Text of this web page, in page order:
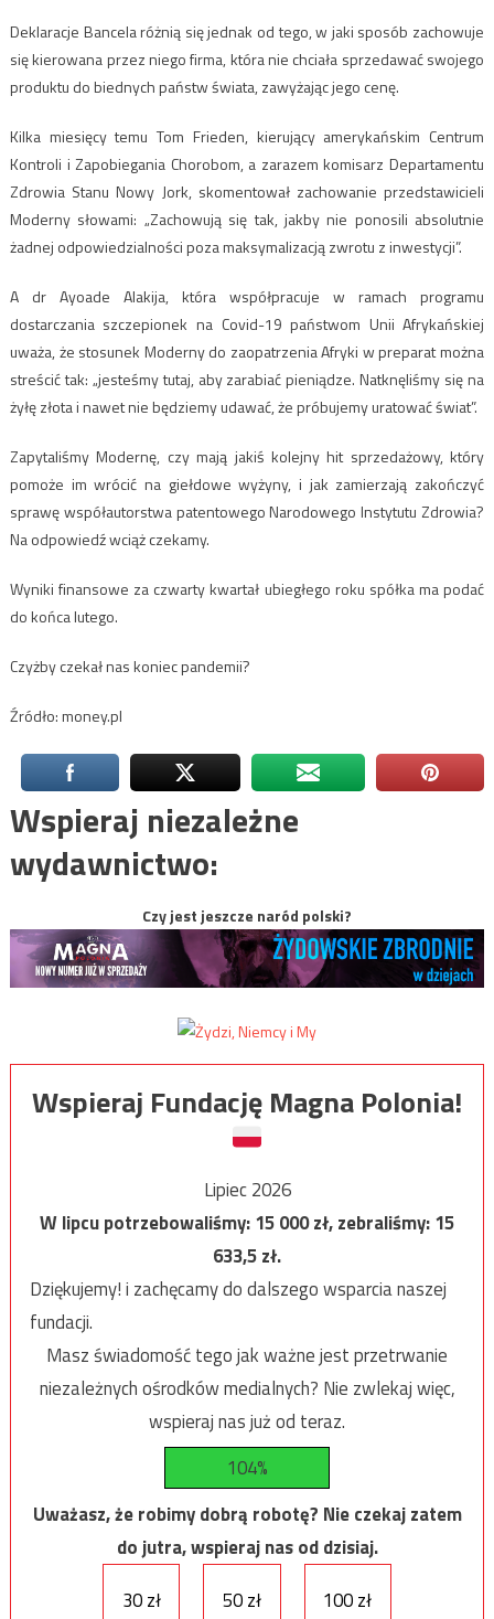
Deklaracje Bancela różnią się jednak od tego, w jaki sposób zachowuje
się kierowana przez niego firma, która nie chciała sprzedawać swojego
produktu do biednych państw świata, zawyżając jego cenę.
Kilka miesięcy temu Tom Frieden, kierujący amerykańskim Centrum
Kontroli i Zapobiegania Chorobom, a zarazem komisarz Departamentu
Zdrowia Stanu Nowy Jork, skomentował zachowanie przedstawicieli
Moderny słowami: „Zachowują się tak, jakby nie ponosili absolutnie
żadnej odpowiedzialności poza maksymalizacją zwrotu z inwestycji”.
A dr Ayoade Alakija, która współpracuje w ramach programu
dostarczania szczepionek na Covid-19 państwom Unii Afrykańskiej
uważa, że stosunek Moderny do zaopatrzenia Afryki w preparat można
streścić tak: „jesteśmy tutaj, aby zarabiać pieniądze. Natknęliśmy się na
żyłę złota i nawet nie będziemy udawać, że próbujemy uratować świat”.
Zapytaliśmy Modernę, czy mają jakiś kolejny hit sprzedażowy, który
pomoże im wrócić na giełdowe wyżyny, i jak zamierzają zakończyć
sprawę współautorstwa patentowego Narodowego Instytutu Zdrowia?
Na odpowiedź wciąż czekamy.
Wyniki finansowe za czwarty kwartał ubiegłego roku spółka ma podać
do końca lutego.
Czyżby czekał nas koniec pandemii?
Źródło: money.pl
Wspieraj niezależne
wydawnictwo:
Czy jest jeszcze naród polski?
Wspieraj Fundację Magna Polonia!
Lipiec 2026
W lipcu potrzebowaliśmy:15 000zł, zebraliśmy:15
633,5zł.
Dziękujemy! i zachęcamy do dalszego wsparcia naszej
fundacji.
Masz świadomość tego jak ważne jest przetrwanie
niezależnych ośrodków medialnych? Nie zwlekaj więc,
wspieraj nas już od teraz.
104%
Uważasz, że robimy dobrą robotę? Nie czekaj zatem
do jutra, wspieraj nas od dzisiaj.
30 zł
50 zł 100 zł